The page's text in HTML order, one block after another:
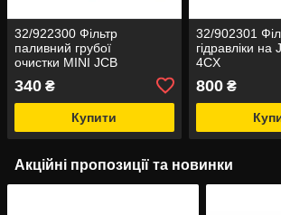
32/922300 Фільтр
паливний грубої
очистки MINI JCB
340 ₴
Купити
32/902301
гідравліки на
4CX
800₴
Акційні пропозиції та новинки